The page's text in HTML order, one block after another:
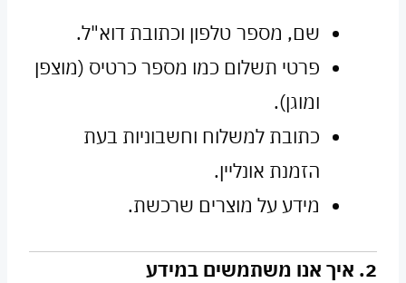
שם, מספר טלפון וכתובת דוא"ל.
פרטי תשלום כמו מספר כרטיס (מוצפן
ומוגן).
כתובת למשלוח וחשבוניות בעת
הזמנת אונליין.
מידע על מוצרים שרכשת.
2. איך אנו משתמשים במידע